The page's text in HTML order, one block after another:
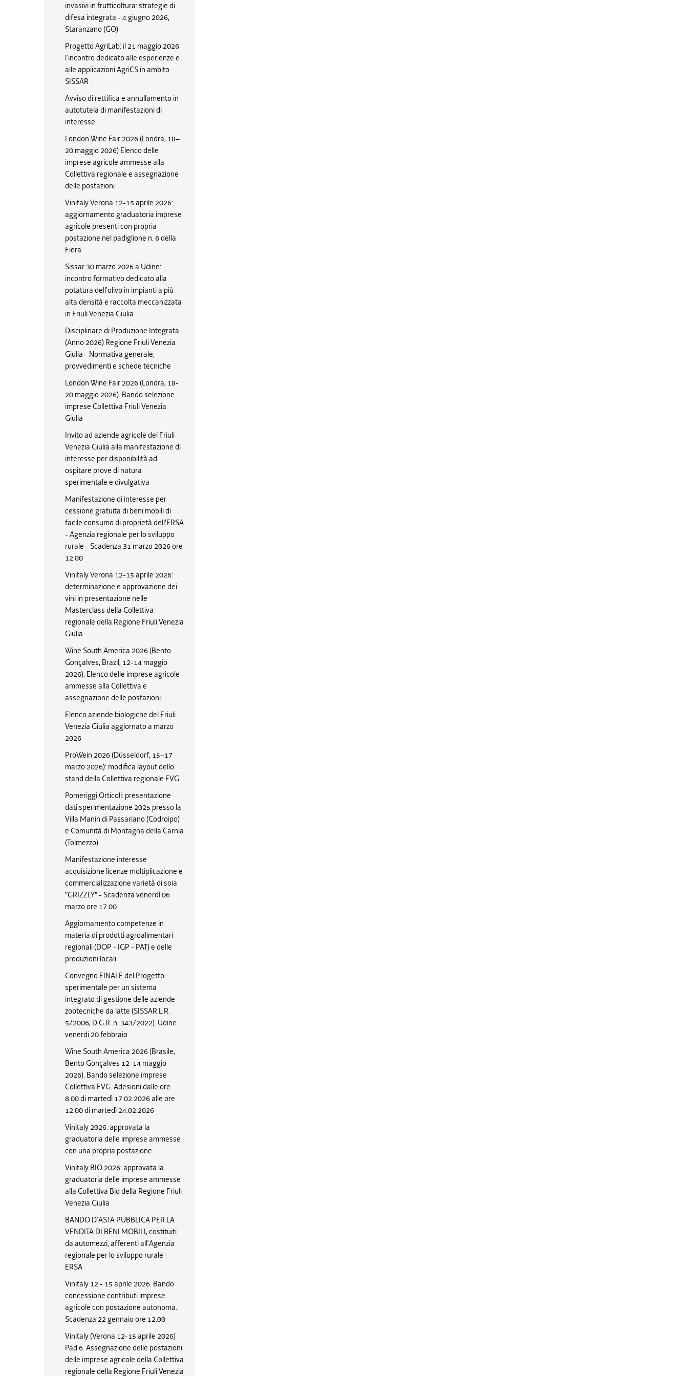
invasivi in frutticoltura: strategie di
difesa integrata - 4 giugno 2026,
Staranzano (GO)
Progetto AgriLab: il 21 maggio 2026
l’incontro dedicato alle esperienze e
alle applicazioni AgriCS in ambito
SISSAR
Avviso di rettifica e annullamento in
autotutela di manifestazioni di
interesse
London Wine Fair 2026 (Londra, 18–
20 maggio 2026) Elenco delle
imprese agricole ammesse alla
Collettiva regionale e assegnazione
delle postazioni
Vinitaly Verona 12-15 aprile 2026:
aggiornamento graduatoria imprese
agricole presenti con propria
postazione nel padiglione n. 6 della
Fiera
Sissar 30 marzo 2026 a Udine:
incontro formativo dedicato alla
potatura dell’olivo in impianti a più
alta densità e raccolta meccanizzata
in Friuli Venezia Giulia
Disciplinare di Produzione Integrata
(Anno 2026) Regione Friuli Venezia
Giulia - Normativa generale,
provvedimenti e schede tecniche
London Wine Fair 2026 (Londra, 18-
20 maggio 2026). Bando selezione
imprese Collettiva Friuli Venezia
Giulia
Invito ad aziende agricole del Friuli
Venezia Giulia alla manifestazione di
interesse per disponibilità ad
ospitare prove di natura
sperimentale e divulgativa
Manifestazione di interesse per
cessione gratuita di beni mobili di
facile consumo di proprietà dell'ERSA
- Agenzia regionale per lo sviluppo
rurale - Scadenza 31 marzo 2026 ore
12.00
Vinitaly Verona 12-15 aprile 2026:
determinazione e approvazione dei
vini in presentazione nelle
Masterclass della Collettiva
regionale della Regione Friuli Venezia
Giulia
Wine South America 2026 (Bento
Gonçalves, Brazil, 12-14 maggio
2026). Elenco delle imprese agricole
ammesse alla Collettiva e
assegnazione delle postazioni.
Elenco aziende biologiche del Friuli
Venezia Giulia aggiornato a marzo
2026
ProWein 2026 (Düsseldorf, 15–17
marzo 2026): modifica layout dello
stand della Collettiva regionale FVG
Pomeriggi Orticoli: presentazione
dati sperimentazione 2025 presso la
Villa Manin di Passariano (Codroipo)
e Comunità di Montagna della Carnia
(Tolmezzo)
Manifestazione interesse
acquisizione licenze moltiplicazione e
commercializzazione varietà di soia
"GRIZZLY" - Scadenza venerdì 06
marzo ore 17.00
Aggiornamento competenze in
materia di prodotti agroalimentari
regionali (DOP - IGP - PAT) e delle
produzioni locali
Convegno FINALE del Progetto
sperimentale per un sistema
integrato di gestione delle aziende
zootecniche da latte (SISSAR L.R.
5/2006, D.G.R. n. 343/2022). Udine
venerdi 20 febbraio
Wine South America 2026 (Brasile,
Bento Gonçalves 12-14 maggio
2026). Bando selezione imprese
Collettiva FVG. Adesioni dalle ore
8.00 di martedì 17.02.2026 alle ore
12.00 di martedì 24.02.2026
Vinitaly 2026: approvata la
graduatoria delle imprese ammesse
con una propria postazione
Vinitaly BIO 2026: approvata la
graduatoria delle imprese ammesse
alla Collettiva Bio della Regione Friuli
Venezia Giulia
BANDO D’ASTA PUBBLICA PER LA
VENDITA DI BENI MOBILI, costituiti
da automezzi, afferenti all’Agenzia
regionale per lo sviluppo rurale -
ERSA
Vinitaly 12 - 15 aprile 2026. Bando
concessione contributi imprese
agricole con postazione autonoma.
Scadenza 22 gennaio ore 12.00
Vinitaly (Verona 12-15 aprile 2026)
Pad 6. Assegnazione delle postazioni
delle imprese agricole della Collettiva
regionale della Regione Friuli Venezia